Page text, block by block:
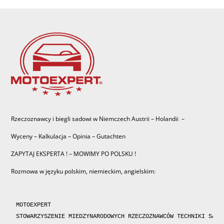
Rzeczoznawcy i biegli sadowi w Niemczech Austrii – Holandii –
Wyceny – Kalkulacja – Opinia – Gutachten
ZAPYTAJ EKSPERTA ! – MOWIMY PO POLSKU !
Rozmowa w języku polskim, niemieckim, angielskim:
MOTOEXPERT
STOWARZYSZENIE MIEDZYNARODOWYCH RZECZOZNAWCÓW TECHNIKI